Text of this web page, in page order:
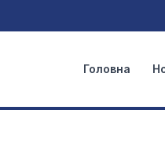
Головна